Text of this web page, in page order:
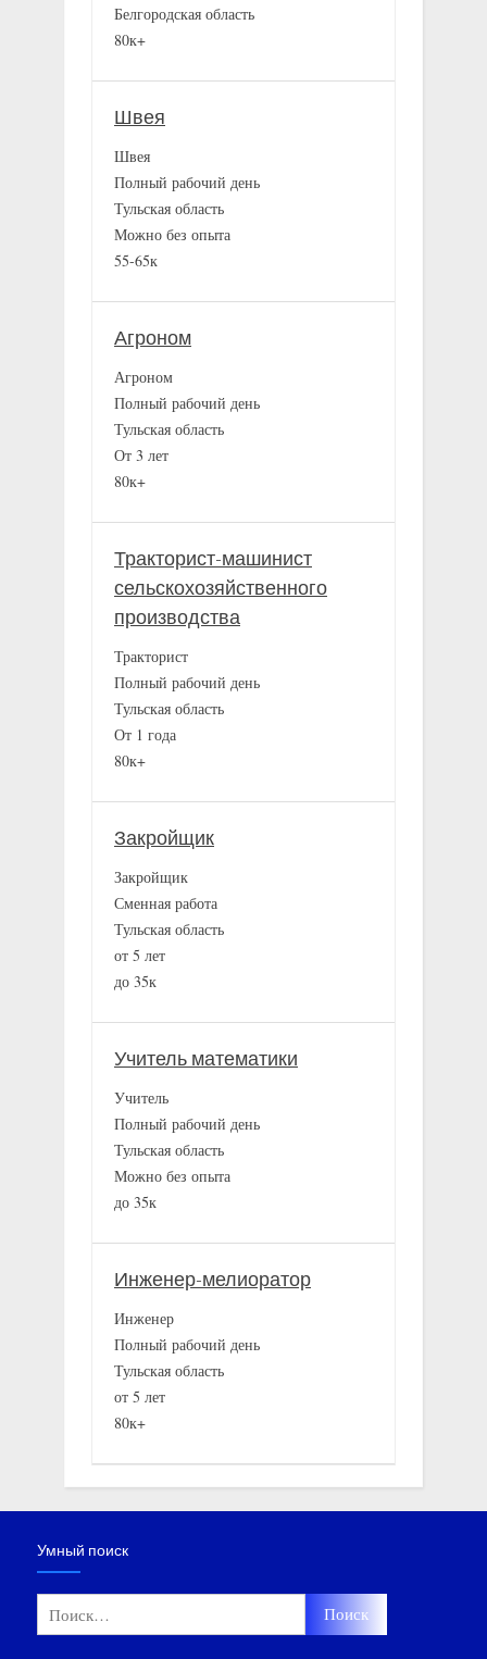
Белгородская область
80к+
Швея
Швея
Полный рабочий день
Тульская область
Можно без опыта
55-65к
Агроном
Агроном
Полный рабочий день
Тульская область
От 3 лет
80к+
Тракторист-машинист
сельскохозяйственного
производства
Тракторист
Полный рабочий день
Тульская область
От 1 года
80к+
Закройщик
Закройщик
Сменная работа
Тульская область
от 5 лет
до 35к
Учитель математики
Учитель
Полный рабочий день
Тульская область
Можно без опыта
до 35к
Инженер-мелиоратор
Инженер
Полный рабочий день
Тульская область
от 5 лет
80к+
Умный поиск